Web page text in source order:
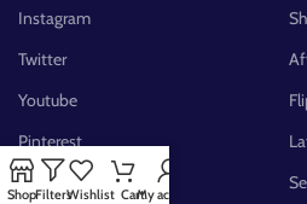
Instagram
Twitter
Youtube
Pinterest
FB Group
ShopFiltersWishlist CartMy account